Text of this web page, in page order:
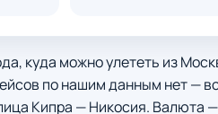
куда можно улететь из
по нашим данным нет —
Кипра — Никосия. Валюта